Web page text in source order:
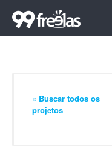
« Buscar todos os
projetos